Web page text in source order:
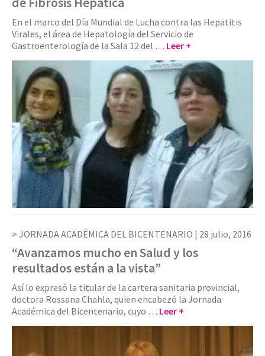
En el marco del Día Mundial de Lucha contra las Hepatitis
Virales, el área de Hepatología del Servicio de
Gastroenterología de la Sala 12 del … Leer +
JORNADA ACADÉMICA DEL BICENTENARIO | 28 julio, 2016
“Avanzamos mucho en Salud y los
resultados están a la vista”
Así lo expresó la titular de la cartera sanitaria provincial,
doctora Rossana Chahla, quien encabezó la Jornada
Académica del Bicentenario, cuyo … Leer +